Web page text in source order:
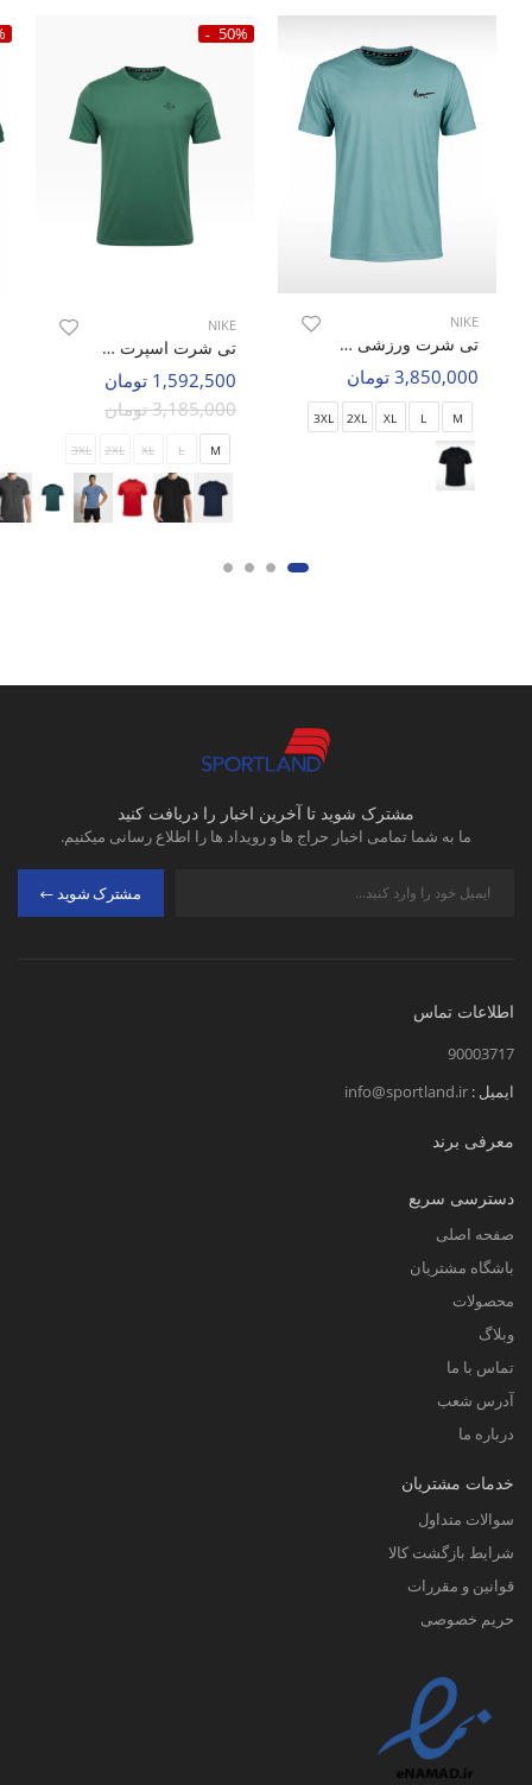
NIKE
تی شرت ورزشی مردانه نایک Nike Nike EST M
3,850,000 تومان
M
L
XL
2XL
3XL
50%
NIKE
تی شرت اسپرت مردانه نایک Nike Meanwood M
1,592,500 تومان
3,185,000 تومان
M
L
XL
2XL
3XL
مشترک شوید تا آخرین اخبار را دریافت کنید
ما به شما تمامی اخبار حراج ها و رویداد ها را اطلاع رسانی میکنیم.
مشترک شوید
اطلاعات تماس
90003717
ایمیل : info@sportland.ir
معرفی برند
دسترسی سریع
صفحه اصلی
باشگاه مشتریان
محصولات
وبلاگ
تماس با ما
آدرس شعب
درباره ما
خدمات مشتریان
سوالات متداول
شرایط بازگشت کالا
قوانین و مقررات
حریم خصوصی